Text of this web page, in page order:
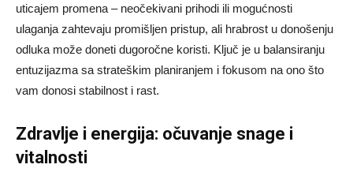
uticajem promena – neočekivani prihodi ili mogućnosti
ulaganja zahtevaju promišljen pristup, ali hrabrost u donošenju
odluka može doneti dugoročne koristi. Ključ je u balansiranju
entuzijazma sa strateškim planiranjem i fokusom na ono što
vam donosi stabilnost i rast.
Zdravlje i energija: očuvanje snage i
vitalnosti